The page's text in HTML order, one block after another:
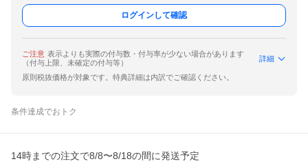
ログインして確認
ご注意 表示よりも実際の付与数・付与率が少ない場合があります
（付与上限、未確定の付与等）
詳細
原則税抜価格が対象です。特典詳細は内訳でご確認ください。
条件達成でおトク
14時までの注文で8/8〜8/18の間に発送予定